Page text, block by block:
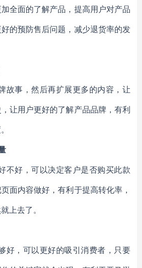
全面的了解产品，提高用户对产品
的预防售后问题，减少退货率的发
故事，然后再扩展更多的内容，让
让用户更好的了解产品品牌，有利
不好，可以决定客户是否购买此款
面内容做好，有利于提高转化率，
上去了。
好，可以更好的吸引消费者，只要